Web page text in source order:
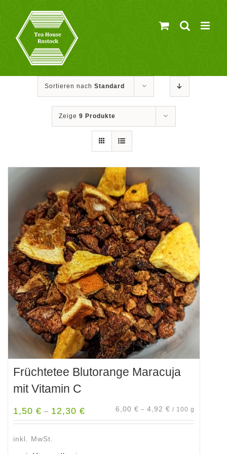
springen
Sortieren nach Standard
Zeige 9 Produkte
Früchtetee Blutorange Maracuja
mit Vitamin C
1,50 € – 12,30 € 6,00 € – 4,92 € / 100 g
inkl. MwSt.